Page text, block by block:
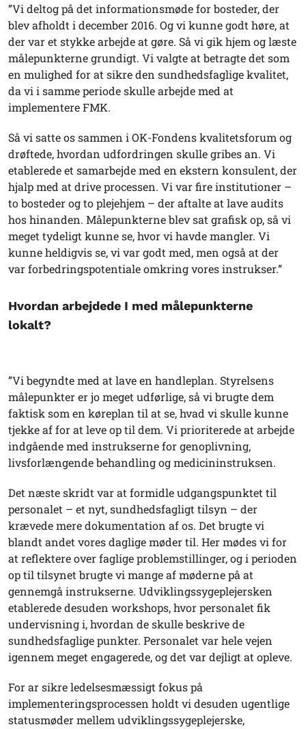
”Vi deltog på det informationsmøde for bosteder, der
blev afholdt i december 2016. Og vi kunne godt høre, at
der var et stykke arbejde at gøre. Så vi gik hjem og læste
målepunkterne grundigt. Vi valgte at betragte det som
en mulighed for at sikre den sundhedsfaglige kvalitet,
da vi i samme periode skulle arbejde med at
implementere FMK.
Så vi satte os sammen i OK-Fondens kvalitetsforum og
drøftede, hvordan udfordringen skulle gribes an. Vi
etablerede et samarbejde med en ekstern konsulent, der
hjalp med at drive processen. Vi var fire institutioner –
to bosteder og to plejehjem – der aftalte at lave audits
hos hinanden. Målepunkterne blev sat grafisk op, så vi
meget tydeligt kunne se, hvor vi havde mangler. Vi
kunne heldigvis se, vi var godt med, men også at der
var forbedringspotentiale omkring vores instrukser.”
Hvordan arbejdede I med målepunkterne
lokalt?
”Vi begyndte med at lave en handleplan. Styrelsens
målepunkter er jo meget udførlige, så vi brugte dem
faktisk som en køreplan til at se, hvad vi skulle kunne
tjekke af for at leve op til dem. Vi prioriterede at arbejde
indgående med instrukserne for genoplivning,
livsforlængende behandling og medicininstruksen.
Det næste skridt var at formidle udgangspunktet til
personalet – et nyt, sundhedsfagligt tilsyn – der
krævede mere dokumentation af os. Det brugte vi
blandt andet vores daglige møder til. Her mødes vi for
at reflektere over faglige problemstillinger, og i perioden
op til tilsynet brugte vi mange af møderne på at
gennemgå instrukserne. Udviklingssygeplejersken
etablerede desuden workshops, hvor personalet fik
undervisning i, hvordan de skulle beskrive de
sundhedsfaglige punkter. Personalet var hele vejen
igennem meget engagerede, og det var dejligt at opleve.
For ar sikre ledelsesmæssigt fokus på
implementeringsprocessen holdt vi desuden ugentlige
statusmøder mellem udviklingssygeplejerske,